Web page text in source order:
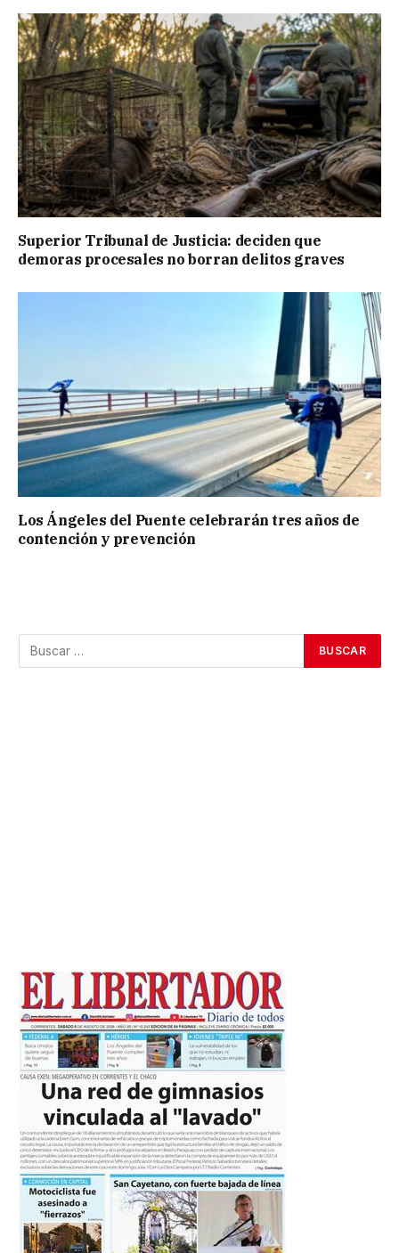
Superior Tribunal de Justicia: deciden que
demoras procesales no borran delitos graves
Los Ángeles del Puente celebrarán tres años de
contención y prevención